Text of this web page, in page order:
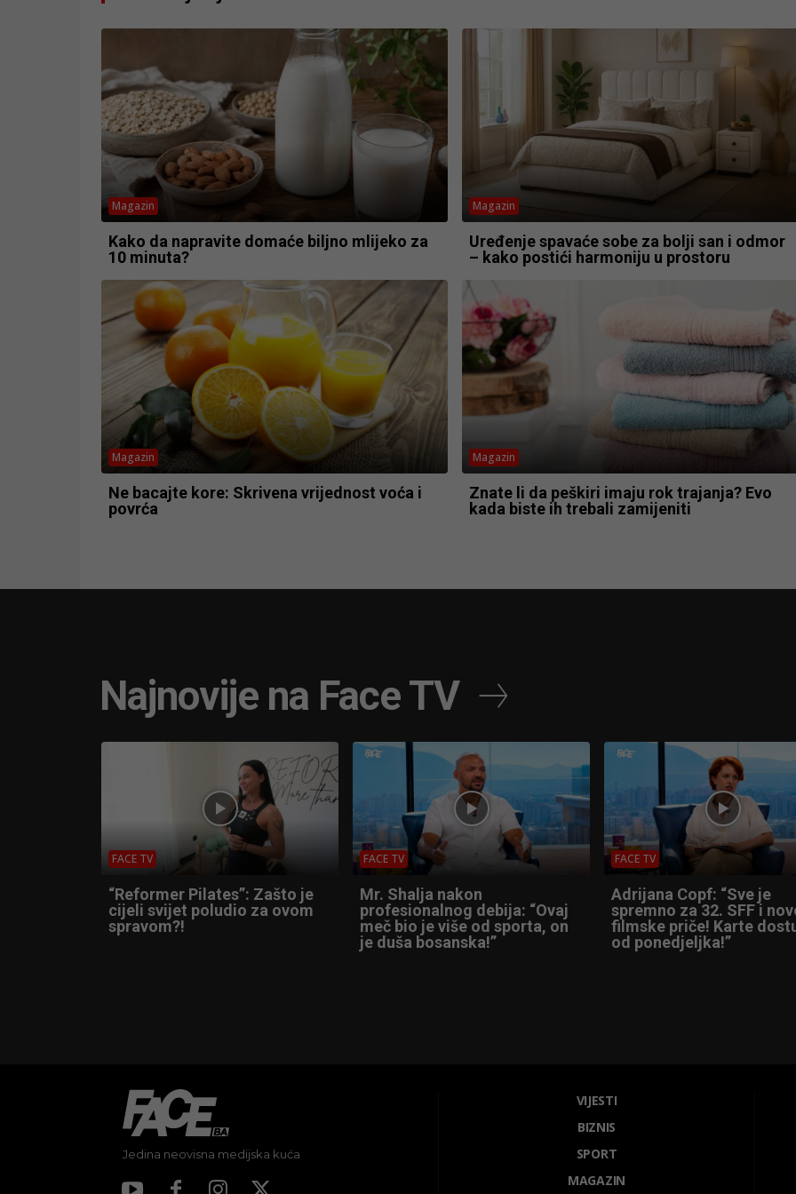
Magazin
Kako da napravite domaće biljno mlijeko za
10 minuta?
Magazin
Uređenje spavaće sobe za bolji san i odmor
– kako postići harmoniju u prostoru
Magazin
Ne bacajte kore: Skrivena vrijednost voća i
povrća
Magazin
Znate li da peškiri imaju rok trajanja? Evo
kada biste ih trebali zamijeniti
Najnovije na Face TV
FACE TV
“Reformer Pilates”: Zašto je
cijeli svijet poludio za ovom
spravom?!
FACE TV
Mr. Shalja nakon
profesionalnog debija: “Ovaj
meč bio je više od sporta, on
je duša bosanska!”
FACE TV
Adrijana Copf: “Sve je
spremno za 32. SFF i
filmske priče! Karte
od ponedjeljka!”
Jedina neovisna medijska kuća
VIJESTI
BIZNIS
SPORT
MAGAZIN